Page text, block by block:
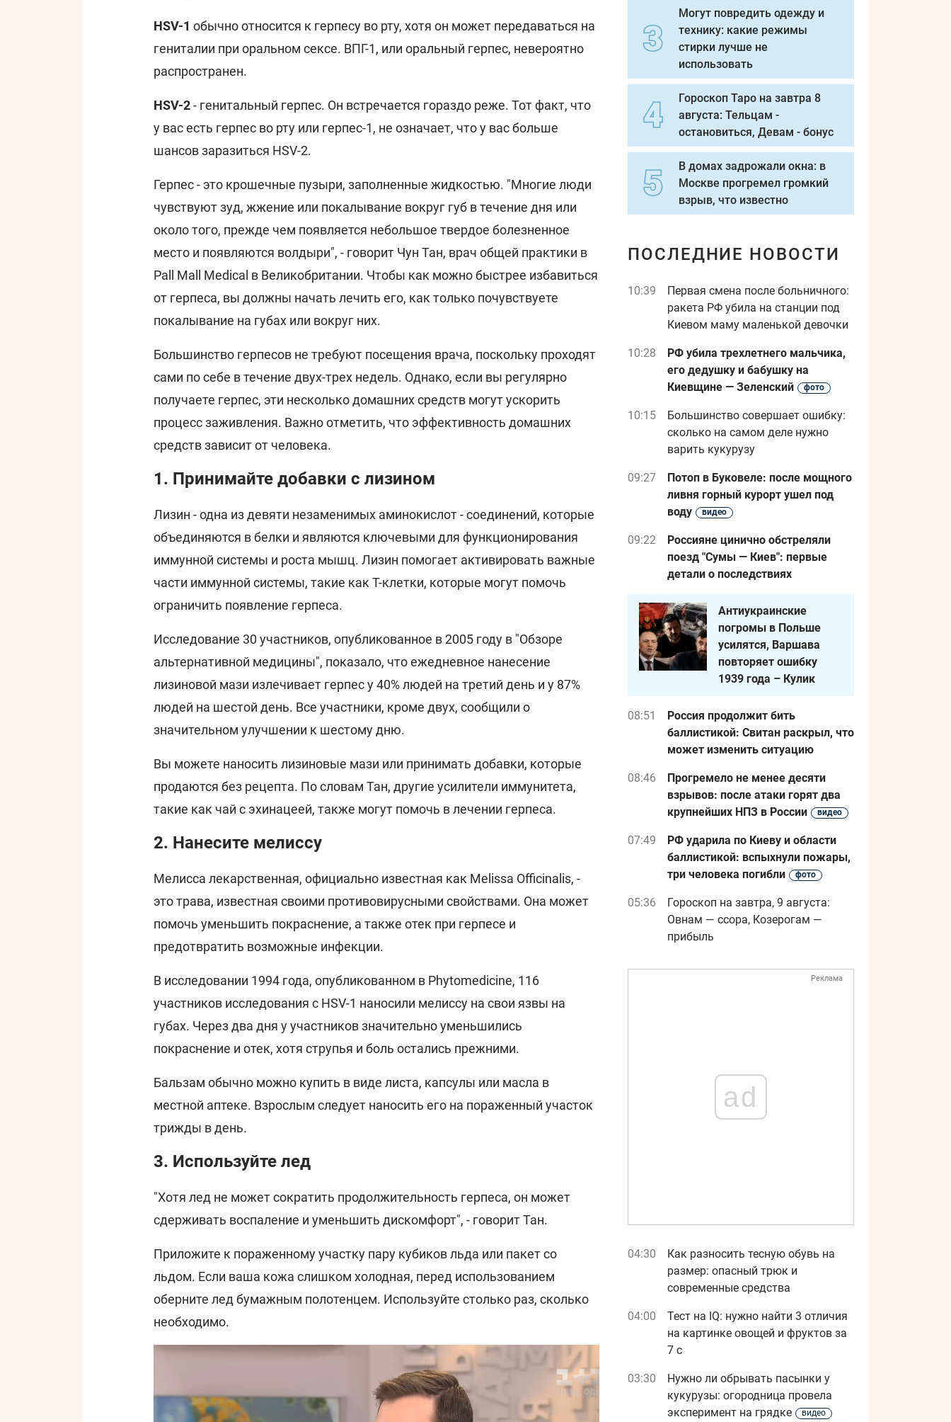
HSV-1 обычно относится к герпесу во рту, хотя он может передаваться на
гениталии при оральном сексе. ВПГ-1, или оральный герпес, невероятно
распространен.
HSV-2- генитальный герпес. Он встречается гораздо реже. Тот факт, что
у вас есть герпес во рту или герпес-1, не означает, что у вас больше
шансов заразиться HSV-2.
Герпес - это крошечные пузыри, заполненные жидкостью. "Многие люди
чувствуют зуд, жжение или покалывание вокруг губ в течение дня или
около того, прежде чем появляется небольшое твердое болезненное
место и появляются волдыри", - говорит Чун Тан, врач общей практики в
Pall Mall Medical в Великобритании. Чтобы как можно быстрее избавиться
от герпеса, вы должны начать лечить его, как только почувствуете
покалывание на губах или вокруг них.
Большинство герпесов не требуют посещения врача, поскольку проходят
сами по себе в течение двух-трех недель. Однако, если вы регулярно
получаете герпес, эти несколько домашних средств могут ускорить
процесс заживления. Важно отметить, что эффективность домашних
средств зависит от человека.
1. Принимайте добавки с лизином
Лизин - одна из девяти незаменимых аминокислот - соединений, которые
объединяются в белки и являются ключевыми для функционирования
иммунной системы и роста мышц. Лизин помогает активировать важные
части иммунной системы, такие как Т-клетки, которые могут помочь
ограничить появление герпеса.
Исследование 30 участников, опубликованное в 2005 году в "Обзоре
альтернативной медицины", показало, что ежедневное нанесение
лизиновой мази излечивает герпес у 40% людей на третий день и у 87%
людей на шестой день. Все участники, кроме двух, сообщили о
значительном улучшении к шестому дню.
Вы можете наносить лизиновые мази или принимать добавки, которые
продаются без рецепта. По словам Тан, другие усилители иммунитета,
такие как чай с эхинацеей, также могут помочь в лечении герпеса.
2. Нанесите мелиссу
Мелисса лекарственная, официально известная как Melissa Officinalis, -
это трава, известная своими противовирусными свойствами. Она может
помочь уменьшить покраснение, а также отек при герпесе и
предотвратить возможные инфекции.
В исследовании 1994 года, опубликованном в Phytomedicine, 116
участников исследования с HSV-1 наносили мелиссу на свои язвы на
губах. Через два дня у участников значительно уменьшились
покраснение и отек, хотя струпья и боль остались прежними.
Бальзам обычно можно купить в виде листа, капсулы или масла в
местной аптеке. Взрослым следует наносить его на пораженный участок
трижды в день.
3. Используйте лед
"Хотя лед не может сократить продолжительность герпеса, он может
сдерживать воспаление и уменьшить дискомфорт", - говорит Тан.
Приложите к пораженному участку пару кубиков льда или пакет со
льдом. Если ваша кожа слишком холодная, перед использованием
оберните лед бумажным полотенцем. Используйте столько раз, сколько
необходимо.
Могут повредить одежду и
технику: какие режимы
стирки лучше не
использовать
Гороскоп Таро на завтра 8
августа: Тельцам -
остановиться, Девам - бонус
В домах задрожали окна: в
Москве прогремел громкий
взрыв, что известно
ПОСЛЕДНИЕ НОВОСТИ
10:39
Первая смена после больничного:
ракета РФ убила на станции под
Киевом маму маленькой девочки
10:28
РФ убила трехлетнего мальчика,
его дедушку и бабушку на
Киевщине — Зеленский
фото
10:15
Большинство совершает ошибку:
сколько на самом деле нужно
варить кукурузу
09:27
Потоп в Буковеле: после мощного
ливня горный курорт ушел под
воду
видео
09:22
Россияне цинично обстреляли
поезд "Сумы — Киев": первые
детали о последствиях
Антиукраинские
погромы в Польше
усилятся, Варшава
повторяет ошибку
1939 года – Кулик
08:51
Россия продолжит бить
баллистикой: Свитан раскрыл, что
может изменить ситуацию
08:46
Прогремело не менее десяти
взрывов: после атаки горят два
крупнейших НПЗ в России
видео
07:49
РФ ударила по Киеву и области
баллистикой: вспыхнули пожары,
три человека погибли
фото
05:36
Гороскоп на завтра, 9 августа:
Овнам — ссора, Козерогам —
прибыль
Реклама
ad
04:30
Как разносить тесную обувь на
размер: опасный трюк и
современные средства
04:00
Тест на IQ: нужно найти 3 отличия
на картинке овощей и фруктов за
7 с
03:30
Нужно ли обрывать пасынки у
кукурузы: огородница провела
эксперимент на грядке
видео